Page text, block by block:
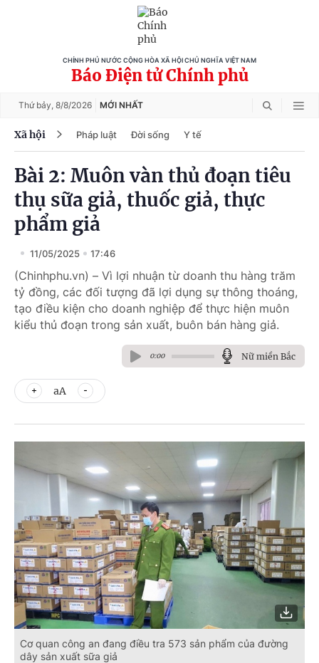
CHÍNH PHỦ NƯỚC CỘNG HÒA XÃ HỘI CHỦ NGHĨA VIỆT NAM
Báo Điện tử Chính phủ
Thứ bảy, 8/8/2026 MỚI NHẤT
Xã hội Pháp luật Đời sống Y tế
Bài 2: Muôn vàn thủ đoạn tiêu
thụ sữa giả, thuốc giả, thực
phẩm giả
11/05/2025 17:46
(Chinhphu.vn) – Vì lợi nhuận từ doanh thu hàng trăm
tỷ đồng, các đối tượng đã lợi dụng sự thông thoáng,
tạo điều kiện cho doanh nghiệp để thực hiện muôn
kiểu thủ đoạn trong sản xuất, buôn bán hàng giả.
0:00 Nữ miền Bắc
aA
Cơ quan công an đang điều tra 573 sản phẩm của đường
dây sản xuất sữa giả